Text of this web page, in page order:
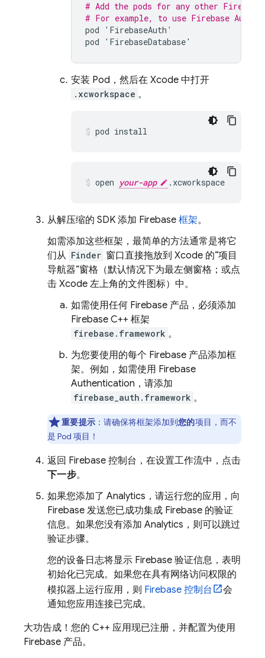
# Add the pods for any other
# For example, to use Firebase
pod
' FirebaseAuth '
pod
' FirebaseDatabase'
安装 Pod，然后在 Xcode 中打开
.xcworkspace 。
pod install
open your-app .xcworkspace
从解压缩的 SDK 添加 Firebase 框架。
如需添加这些框架，最简单的方法通常是将它
们从 Finder 窗口直接拖放到 Xcode 的“项目
导航器”窗格（默认情况下为最左侧窗格；或点
击 Xcode 左上角的文件图标）中。
如需使用任何 Firebase 产品，必须添加
Firebase C++ 框架
firebase.framework 。
为您要使用的每个 Firebase 产品添加框
架。例如，如需使用 Firebase
Authentication ，请添加
firebase_auth.framework 。
重要提示 ： 请确保将框架添加到您的项目，而不
是 Pod 项目！
返回 Firebase 控制台，在设置工作流中，点击
下一步。
如果您添加了 Analytics ，请运行您的应用，向
Firebase 发送您已成功集成 Firebase 的验证
信息。如果您没有添加 Analytics，则可以跳过
验证步骤。
您的设备日志将显示 Firebase 验证信息，表明
初始化已完成。如果您在具有网络访问权限的
模拟器上运行应用，则 Firebase 控制台
会
通知您应用连接已完成。
大功告成！您的 C++ 应用现已注册，并配置为使用
Firebase 产品。